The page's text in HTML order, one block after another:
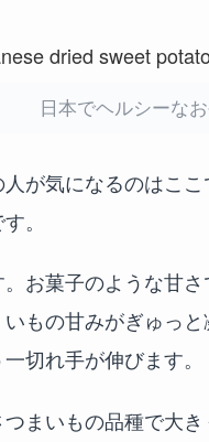
日本でヘルシーな
が気になるのはこ
。
お菓子のような甘
もの甘みがぎゅっ
切れ手が伸びます。
まいもの品種で大